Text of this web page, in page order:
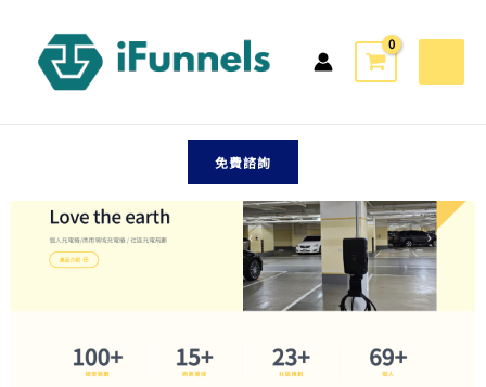
免費諮詢
AI行銷網站成功案例